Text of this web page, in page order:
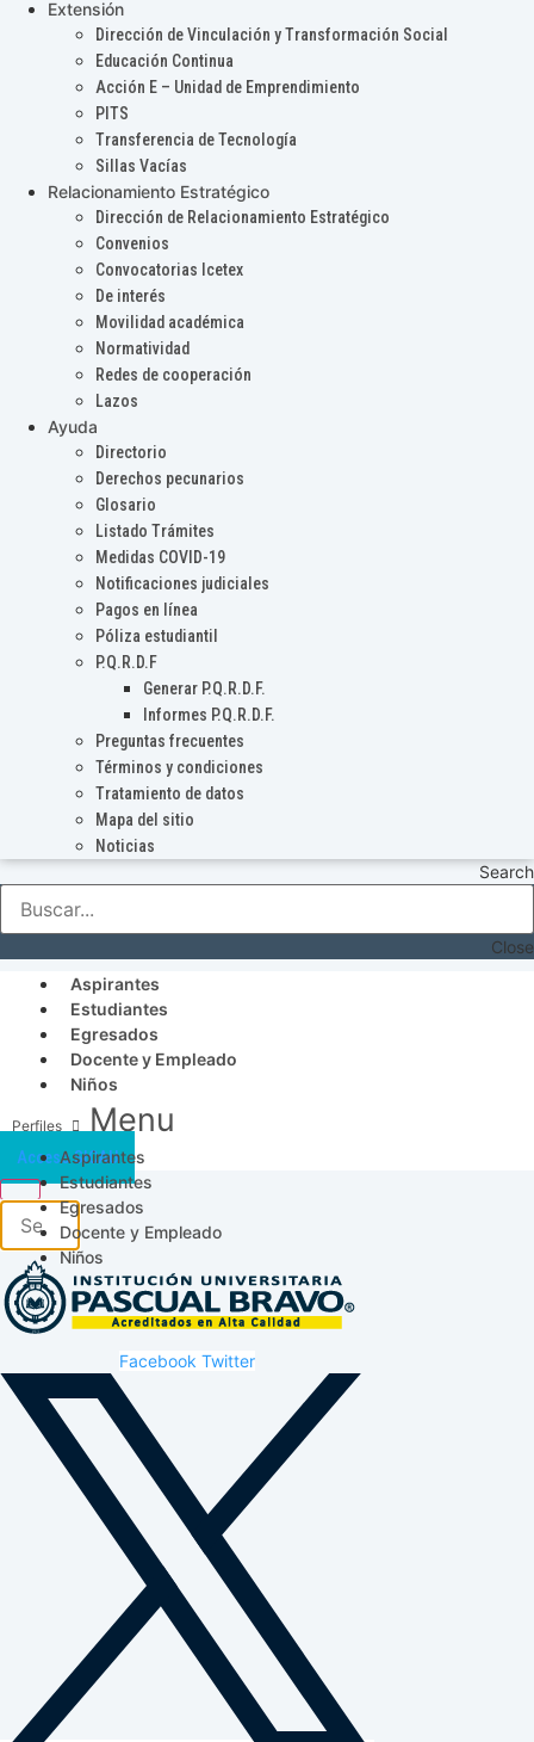
Extensión
Dirección de Vinculación y Transformación Social
Educación Continua
Acción E – Unidad de Emprendimiento
PITS
Transferencia de Tecnología
Sillas Vacías
Relacionamiento Estratégico
Dirección de Relacionamiento Estratégico
Convenios
Convocatorias Icetex
De interés
Movilidad académica
Normatividad
Redes de cooperación
Lazos
Ayuda
Directorio
Derechos pecunarios
Glosario
Listado Trámites
Medidas COVID-19
Notificaciones judiciales
Pagos en línea
Póliza estudiantil
P.Q.R.D.F
Generar P.Q.R.D.F.
Informes P.Q.R.D.F.
Preguntas frecuentes
Términos y condiciones
Tratamiento de datos
Mapa del sitio
Noticias
Search
Close
Aspirantes
Estudiantes
Egresados
Docente y Empleado
Niños
Menu
Aspirantes
Estudiantes
Egresados
Docente y Empleado
Niños
Acceso SICAU
Facebook Twitter